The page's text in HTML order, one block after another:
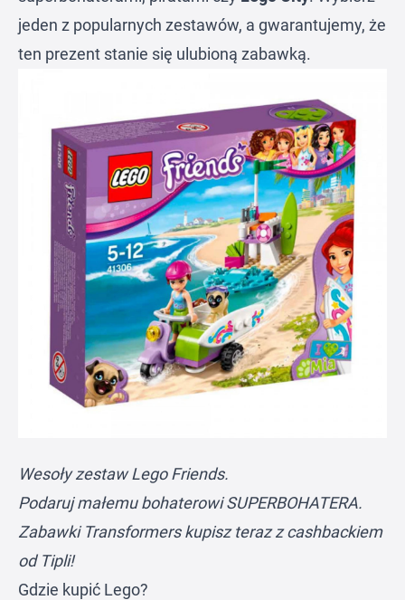
jeden z popularnych zestawów, a gwarantujemy, że
ten prezent stanie się ulubioną zabawką.
Wesoły zestaw Lego Friends.
Podaruj małemu bohaterowi SUPERBOHATERA.
Zabawki Transformers kupisz teraz z cashbackiem
od Tipli!
Gdzie kupić Lego?